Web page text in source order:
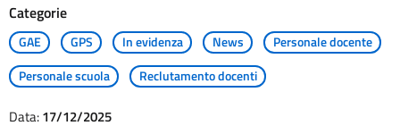
Categorie
GAE GPS In evidenza News
Personale docente
Personale scuola
Reclutamento docenti
Data:17/12/2025